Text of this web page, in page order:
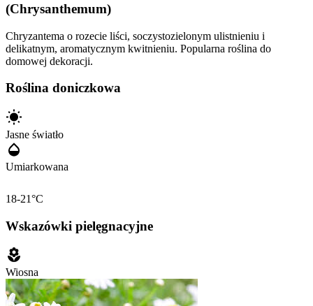
(Chrysanthemum)
Chryzantema o rozecie liści, soczystozielonym ulistnieniu i
delikatnym, aromatycznym kwitnieniu. Popularna roślina do
domowej dekoracji.
Roślina doniczkowa
Jasne światło
Umiarkowana
18-21°C
Wskazówki pielęgnacyjne
Wiosna